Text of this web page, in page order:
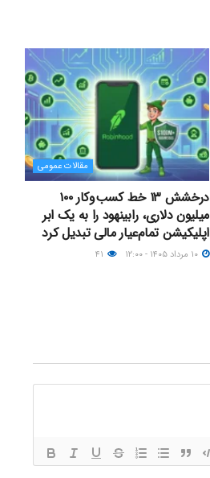
مقالات عمومی
درخشش ۱۳ خط کسب‌وکار ۱۰۰
میلیون دلاری، رابینهود را به یک ابر
اپلیکیشن تمام‌عیار مالی تبدیل کرد